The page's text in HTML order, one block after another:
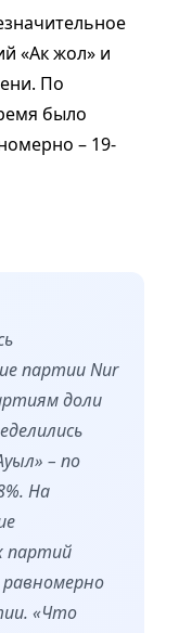
«Ак жол» и
По
было
– 19-
партии Nur
доли
– по
На
партий
равномерно
«Что